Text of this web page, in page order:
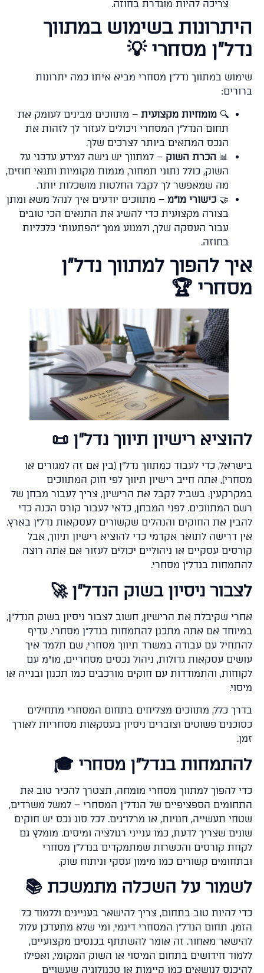
צריכה להיות מוגדרת בחוזה.
בשימוש במתווך
מסחרי 💡
במתווך נדל"ן מסחרי מביא איתו כמה יתרונות
🔍מומחיות מקצועית– מתווכים מבינים לעומק את
תחום הנדל"ן המסחרי ויכולים לעזור לך לזהות את
הנכס המתאים ביותר לצרכים שלך.
📊הכרת השוק– למתווך יש גישה למידע עדכני על
השוק, כולל נתוני תמחור, מגמות מקומיות ותנאי חוזים,
מה שמאפשר לך לקבל החלטות מושכלות יותר.
🤝כישורי מו"מ – מתווכים יודעים איך לנהל משא ומתן
בצורה מקצועית כדי להשיג את התנאים הכי טובים
עבור העסקה שלך, ולמנוע ממך "הפתעות" כלכליות
בחוזה.
להפוך למתווך נדל"ן
🏆
רישיון תיווך נדל"ן 📜
כדי לעבוד כמתווך נדל"ן (בין אם זה למגורים או
אתה חייב רישיון תיווך לפי חוק המתווכים
בשביל לקבל את הרישיון, צריך לעבור מבחן של
המתווכים. לפני המבחן, כדאי לעבור קורס הכנה כדי
את החוקים והנהלים שקשורים לעסקאות נדל"ן בארץ.
דרישה לתואר אקדמי כדי להוציא רישיון תיווך, אבל
עסקיים או ניהוליים יכולים לעזור אם אתה רוצה
בנדל"ן מסחרי.
ניסיון בשוק הנדל"ן 🚀
שקיבלת את הרישיון, חשוב לצבור ניסיון בשוק הנדל"ן,
אם אתה מתכנן להתמחות בנדל"ן מסחרי. עדיף
עם עבודה במשרד תיווך מסחרי, שם תלמד איך
עסקאות גדולות, ניהול נכסים מסחריים, מו"מ עם
והתמודדות עם חוקים מורכבים כמו תכנון ובנייה או
כלל, מתווכים מצליחים בתחום המסחרי מתחילים
פשוטים וצוברים ניסיון בעסקאות מסחריות לאורך
בנדל"ן מסחרי 🎓
להפוך למתווך מסחרי מומחה, תצטרך להכיר טוב את
הספציפיים של הנדל"ן המסחרי – למשל משרדים,
תעשייה, חנויות, או מרלו״גים. לכל סוג נכס יש חוקים
שצריך לדעת, כמו ענייני רגולציה ומיסים. מומלץ גם
קורסים והכשרות שמתמקדים בנדל"ן מסחרי
קשורים כמו מימון עסקי וניתוח שוק.
על השכלה מתמשכת 📚
להיות טוב בתחום, צריך להישאר בעניינים וללמוד כל
תחום הנדל"ן המסחרי דינמי, ומי שלא מתעדכן עלול
מאחור. זה אומר להשתתף בכנסים מקצועיים,
חידושים בתחום המיסוי או השוק המקומי, ואפילו
לנושאים כמו קיימות או טכנולוגיה שעשויים